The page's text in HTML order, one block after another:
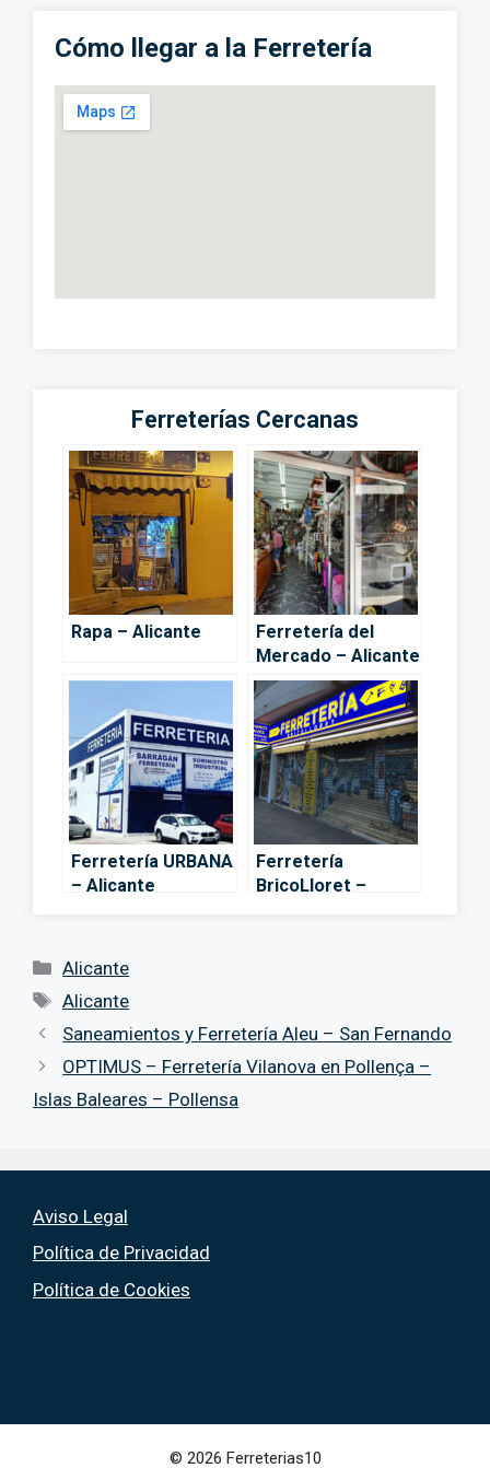
Cómo llegar a la Ferretería
Ferreterías Cercanas
Rapa – Alicante
Ferretería del
Mercado – Alicante
Ferretería URBANA
– Alicante
Ferretería
BricoLloret –
Categorías
Alicante
Etiquetas
Alicante
Saneamientos y Ferretería Aleu – San Fernando
OPTIMUS – Ferretería Vilanova en Pollença –
Islas Baleares – Pollensa
Aviso Legal
Política de Privacidad
Política de Cookies
© 2026 Ferreterias10